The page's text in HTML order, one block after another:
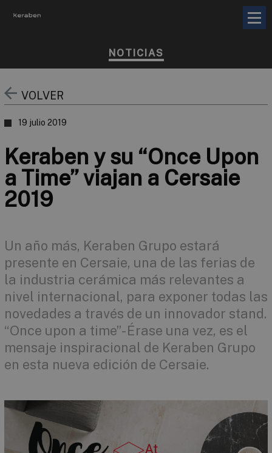
NOTICIAS
VOLVER
19 julio 2019
Keraben y su “Once Upon
a Time” viajan a Cersaie
2019
Un año más, Keraben Grupo estará
presente en Cersaie, una de las ferias de
la industria cerámica más relevantes a
nivel internacional, para exponer todas las
novedades a través de un innovador stand.
“Once upon a time”- Érase una vez, es el
mensaje inspiracional de Keraben Grupo
en esta nueva edición de Cersaie.